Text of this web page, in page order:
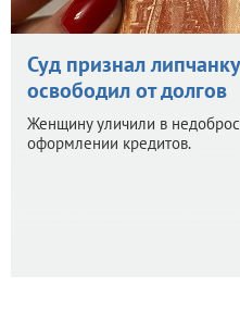
Суд признал
освободил от долгов
Женщину уличили в
оформлении кредитов.